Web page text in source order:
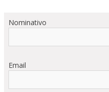
Nominativo
Email